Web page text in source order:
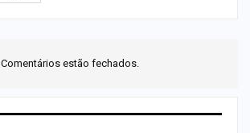
Comentários estão fechados.